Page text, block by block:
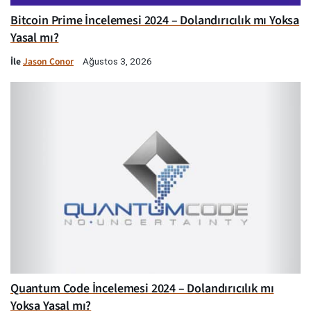
Bitcoin Prime İncelemesi 2024 – Dolandırıcılık mı Yoksa
Yasal mı?
İleJason Conor Ağustos 3, 2026
Quantum Code İncelemesi 2024 – Dolandırıcılık mı
Yoksa Yasal mı?